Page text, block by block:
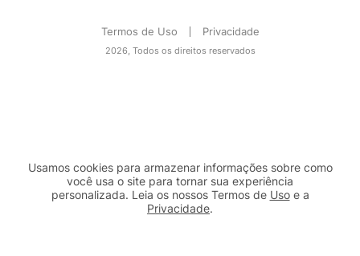
Termos de Uso Privacidade
2026, Todos os direitos reservados
Usamos cookies para armazenar informações sobre como
você usa o site para tornar sua experiência
personalizada. Leia os nossos Termos de Usoe a
Privacidade.